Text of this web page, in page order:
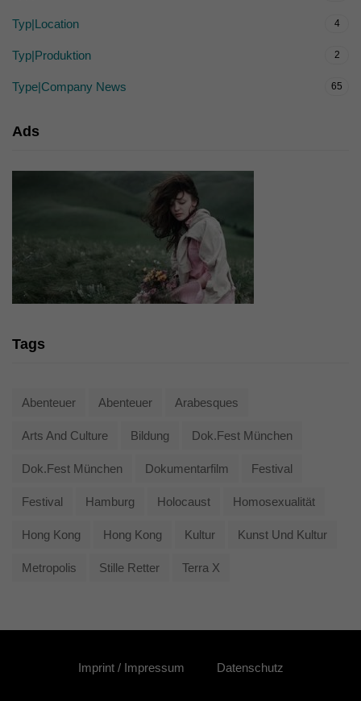
Typ|Location 4
Typ|Produktion 2
Type|Company News 65
Ads
Tags
Abenteuer Abenteuer Arabesques
Arts And Culture Bildung Dok.fest München
Dok.fest München Dokumentarfilm Festival
Festival Hamburg Holocaust Homosexualität
Hong Kong Hong Kong Kultur Kunst Und Kultur
Metropolis Stille Retter Terra X
Imprint / Impressum Datenschutz